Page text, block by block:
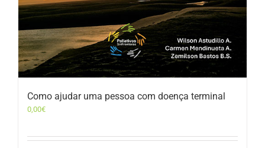
Como ajudar uma pessoa com doença terminal
0,00€